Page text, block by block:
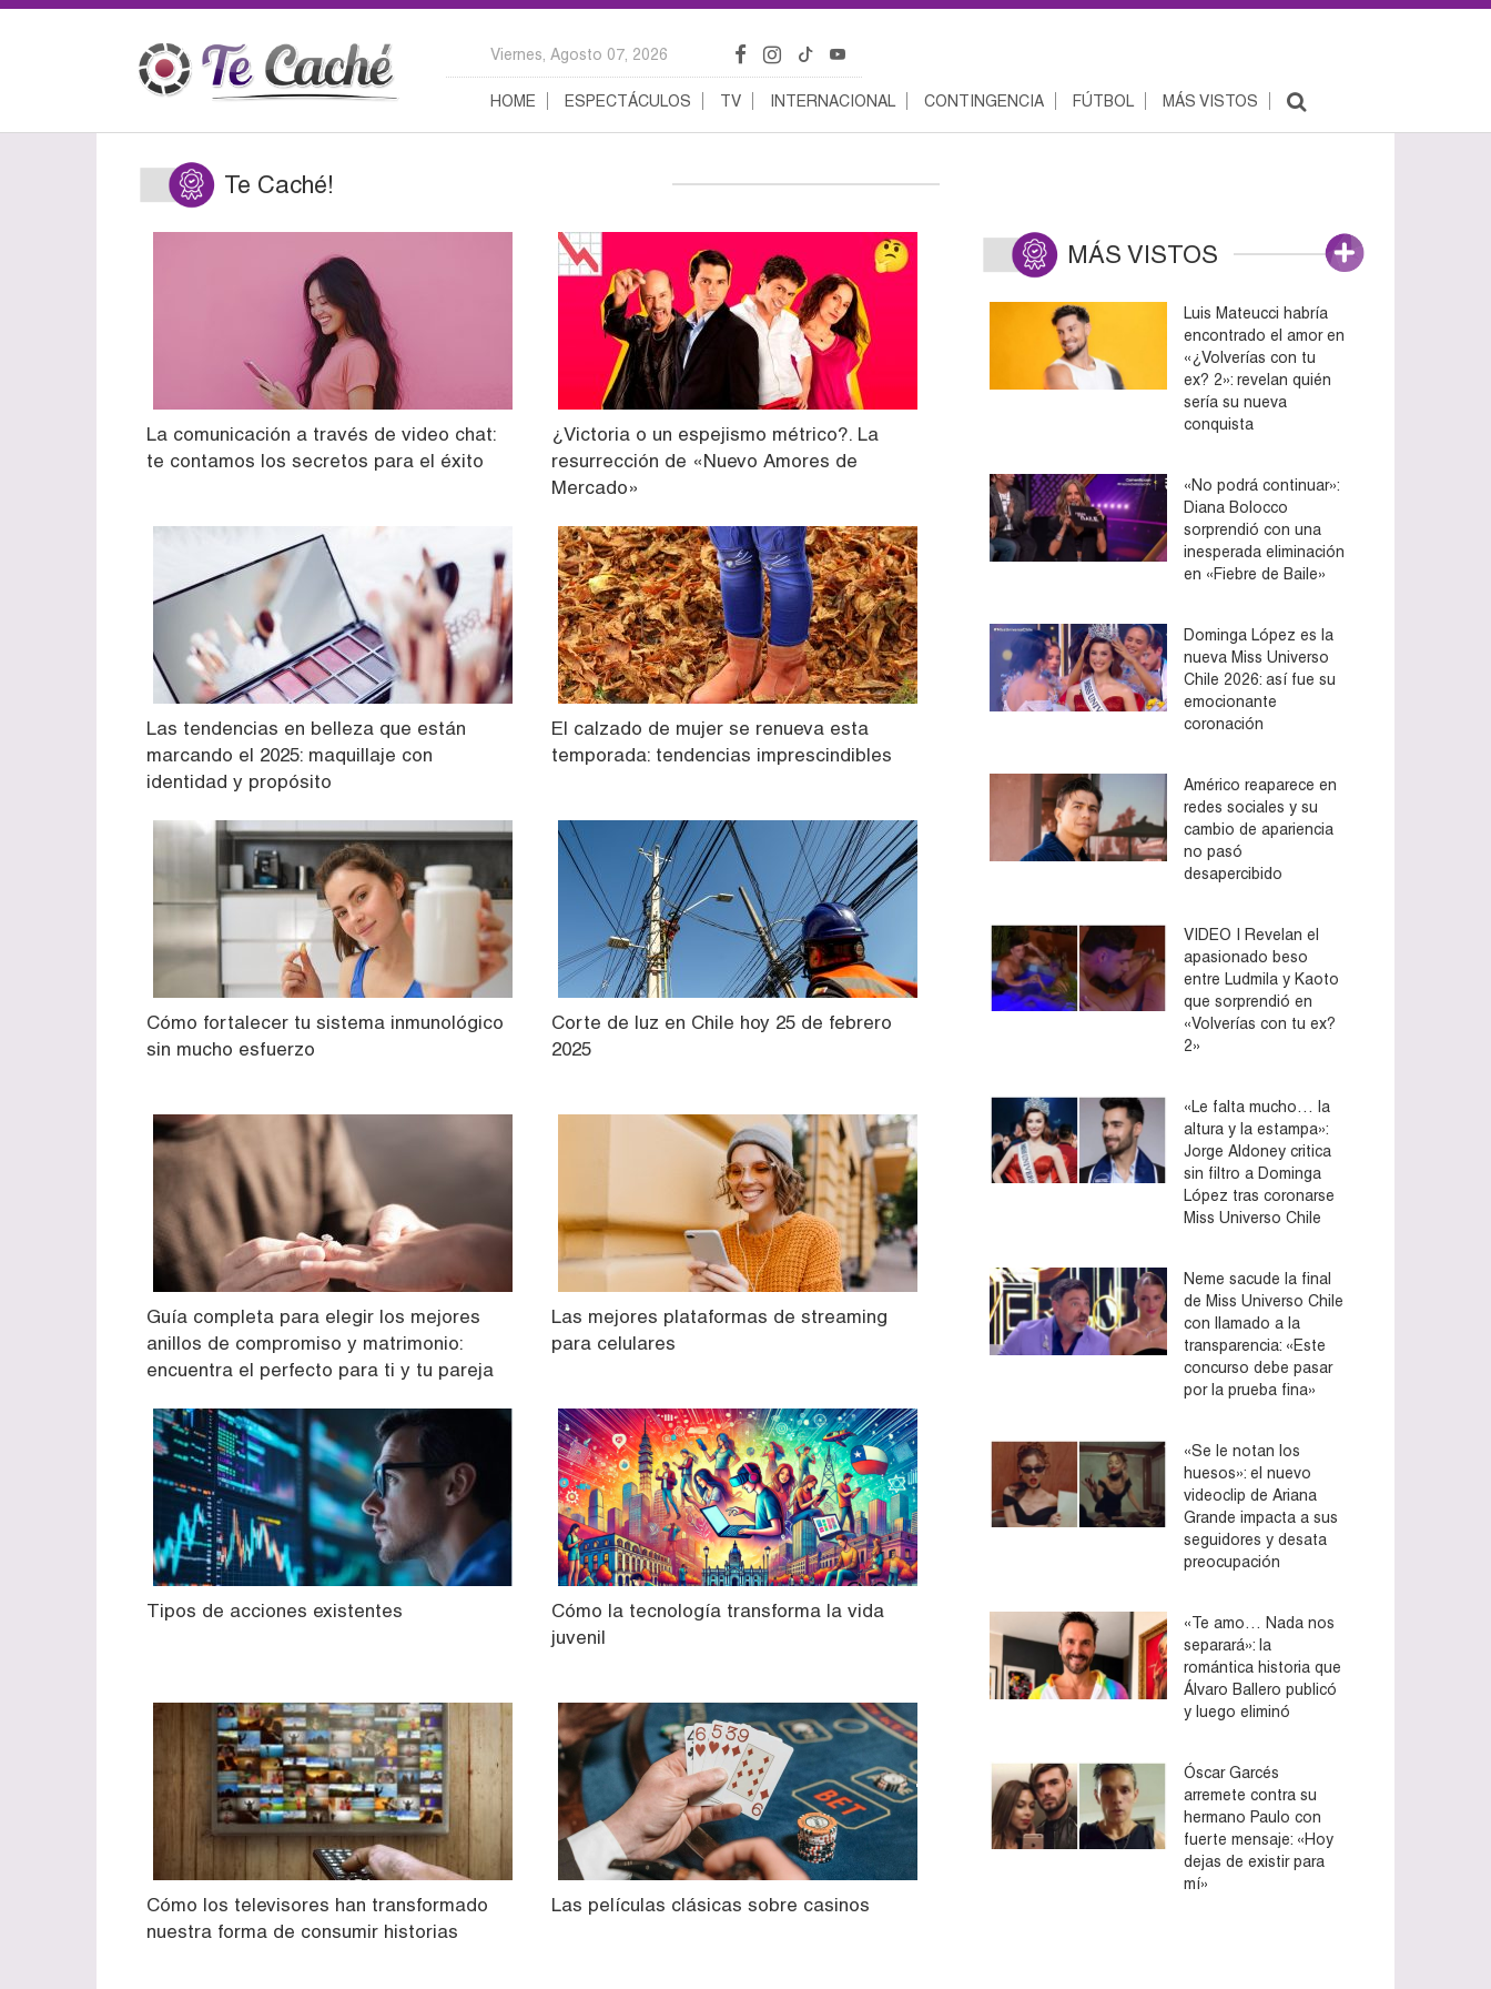
Viernes, Agosto 07, 2026
HOME ESPECTÁCULOS TV INTERNACIONAL CONTINGENCIA FÚTBOL MÁS VISTOS
Te Caché!
La comunicación a través de video chat:
te contamos los secretos para el éxito
¿Victoria o un espejismo métrico?. La
resurrección de «Nuevo Amores de
Mercado»
Las tendencias en belleza que están
marcando el 2025: maquillaje con
identidad y propósito
El calzado de mujer se renueva esta
temporada: tendencias imprescindibles
Cómo fortalecer tu sistema inmunológico
sin mucho esfuerzo
Corte de luz en Chile hoy 25 de febrero
2025
Guía completa para elegir los mejores
anillos de compromiso y matrimonio:
encuentra el perfecto para ti y tu pareja
Las mejores plataformas de streaming
para celulares
Tipos de acciones existentes
Cómo la tecnología transforma la vida
juvenil
Cómo los televisores han transformado
nuestra forma de consumir historias
Las películas clásicas sobre casinos
MÁS VISTOS
Luis Mateucci habría
encontrado el amor en
«¿Volverías con tu
ex? 2»: revelan quién
sería su nueva
conquista
«No podrá continuar»:
Diana Bolocco
sorprendió con una
inesperada eliminación
en «Fiebre de Baile»
Dominga López es la
nueva Miss Universo
Chile 2026: así fue su
emocionante
coronación
Américo reaparece en
redes sociales y su
cambio de apariencia
no pasó
desapercibido
VIDEO | Revelan el
apasionado beso
entre Ludmila y Kaoto
que sorprendió en
«Volverías con tu ex?
2»
«Le falta mucho… la
altura y la estampa»:
Jorge Aldoney critica
sin filtro a Dominga
López tras coronarse
Miss Universo Chile
Neme sacude la final
de Miss Universo Chile
con llamado a la
transparencia: «Este
concurso debe pasar
por la prueba fina»
«Se le notan los
huesos»: el nuevo
videoclip de Ariana
Grande impacta a sus
seguidores y desata
preocupación
«Te amo… Nada nos
separará»: la
romántica historia que
Álvaro Ballero publicó
y luego eliminó
Óscar Garcés
arremete contra su
hermano Paulo con
fuerte mensaje: «Hoy
dejas de existir para
mí»